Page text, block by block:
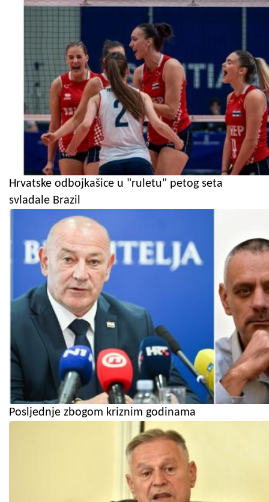
Hrvatske odbojkašice u "ruletu" petog seta
svladale Brazil
Posljednje zbogom kriznim godinama